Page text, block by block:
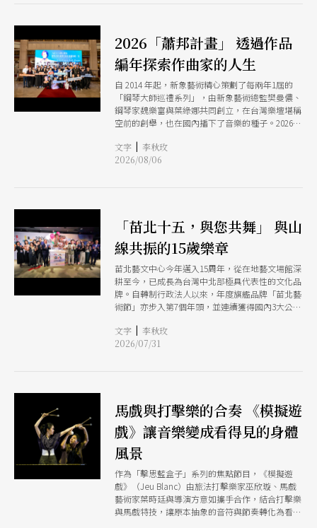
2026「蕭邦計畫」 透過作品
編年探索作曲家的人生
自 2014 年起，新象藝術精心策劃了每兩年1屆的
「鋼琴大師巡禮系列」，由新象藝術總監樊曼儂、
鋼琴家魏樂富與葉綠娜共同創立，在台灣樂壇堪稱
空前的創舉，也在國內播下了音樂的種子。2026
為「蕭邦計畫：跟著音符走過蕭邦的一生」，集結
了高達46位音樂家接力登台。談到為什麼在2026年
文字 | 李秋玫
2026/08/06
「苗北十五，與您共舞」 與山
線共振的15歲樂章
苗北藝文中心今年邁入15周年，從在地藝文場館深
耕至今，已成長為台灣中北部極具代表性的文化品
牌。自轉制行政法人以來，年度旗艦品牌「苗北藝
術節」亦步入第7個年頭，並連續獲得國內3大公立
團（NTSO）與臺北市立交響樂團（TSO）的全力
相挺。2026 年，特別以「苗北十五，與您共舞」
文字 | 李秋玫
2026/07/31
馬戲與打擊樂的合奏 《模擬遊
戲》讓音樂變成看得見的身體
風景
作為「擊思藍盒子」系列的焦點節目，《模擬遊
戲》（Jeu Blanc）由旅法打擊樂家巫欣璇、馬戲
藝術家葉時廷與導演方意如攜手合作，結合打擊樂
與馬戲特技，讓原本抽象的音符與節奏轉化為看得